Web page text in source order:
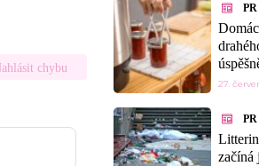
chybu
myčce
27.
začíná